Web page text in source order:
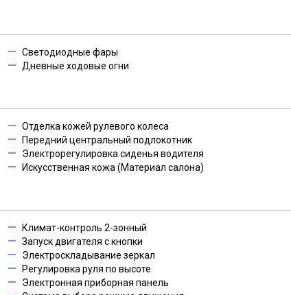
Светодиодные фары
Дневные ходовые огни
Отделка кожей рулевого колеса
Передний центральный подлокотник
Электрорегулировка сиденья водителя
Искусственная кожа (Материал салона)
Климат-контроль 2-зонный
Запуск двигателя с кнопки
Электроскладывание зеркал
Регулировка руля по высоте
Электронная приборная панель